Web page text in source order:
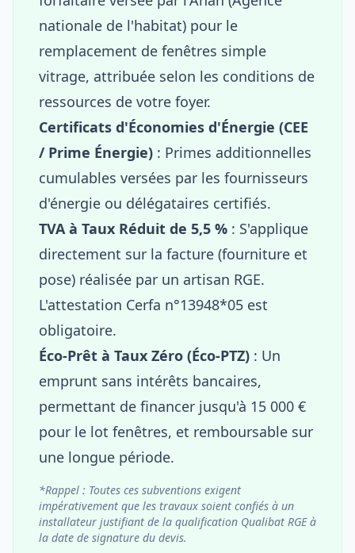
nationale de l'habitat) pour le
remplacement de fenêtres simple
vitrage, attribuée selon les conditions de
ressources de votre foyer.
Certificats d'Économies d'Énergie (CEE
/ Prime Énergie) : Primes additionnelles
cumulables versées par les fournisseurs
d'énergie ou délégataires certifiés.
TVA à Taux Réduit de 5,5 % : S'applique
directement sur la facture (fourniture et
pose) réalisée par un artisan RGE.
L'attestation Cerfa n°13948*05 est
obligatoire.
Éco-Prêt à Taux Zéro (Éco-PTZ) : Un
emprunt sans intérêts bancaires,
permettant de financer jusqu'à 15 000 €
pour le lot fenêtres, et remboursable sur
une longue période.
*Rappel : Toutes ces subventions exigent
impérativement que les travaux soient confiés à un
installateur justifiant de la qualification Qualibat RGE à
la date de signature du devis.